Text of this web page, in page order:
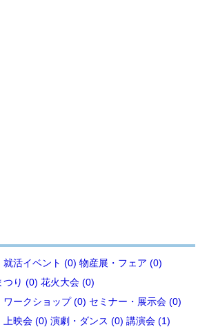
就活イベント (0) 物産展・フェア (0)
つり (0) 花火大会 (0)
ワークショップ (0) セミナー・展示会 (0)
上映会 (0) 演劇・ダンス (0) 講演会 (1)